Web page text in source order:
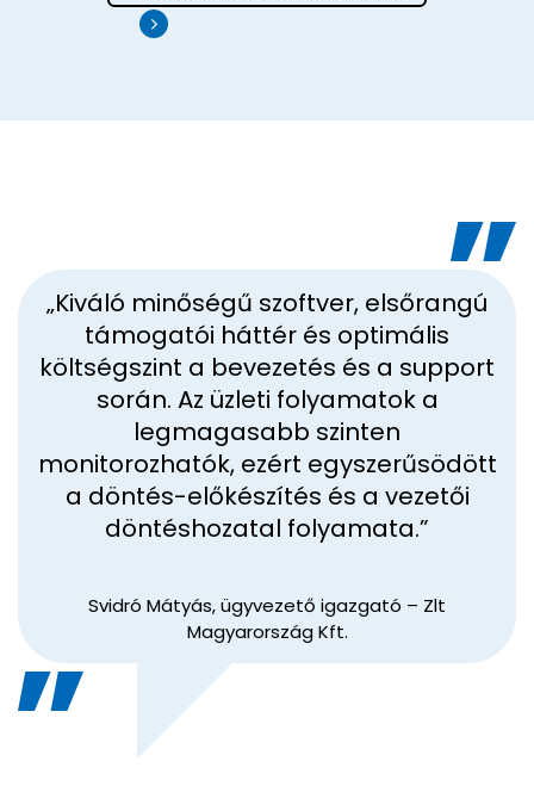
„Kiváló minőségű szoftver, elsőrangú
támogatói háttér és optimális
költségszint a bevezetés és a support
során. Az üzleti folyamatok a
legmagasabb szinten
monitorozhatók, ezért egyszerűsödött
a döntés-előkészítés és a vezetői
döntéshozatal folyamata.”
Svidró Mátyás, ügyvezető igazgató – Zlt
Magyarország Kft.